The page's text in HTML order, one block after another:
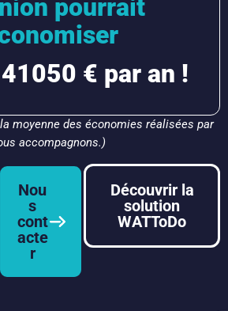
pourrait
41050 € par an !
moyenne des économies réalisées par
accompagnons.)
Nou
s
cont
acte
r
Découvrir la
solution
WATToDo